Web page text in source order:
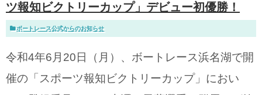
ツ報知ビクトリーカップ」デビュー初優勝！
ボートレース公式からのお知らせ
令和4年6月20日（月）、ボートレース浜名湖で開
催の「スポーツ報知ビクトリーカップ」におい